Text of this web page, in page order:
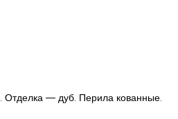
Отделка — дуб. Перила кованные.